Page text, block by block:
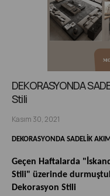
DEKORASYONDA
Stili
Kasım 30, 2021
DEKORASYONDA SADELİK
Geçen Haftalarda
Stili" üzerinde
Dekorasyon Stili